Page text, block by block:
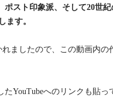
スト印象派、そして20世紀
ます。
ましたので、この動画内の
YouTubeへのリンクも貼っ